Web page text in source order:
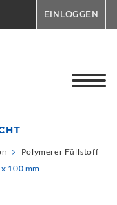
EINLOGGEN
Polymerer Füllstoff
100 mm